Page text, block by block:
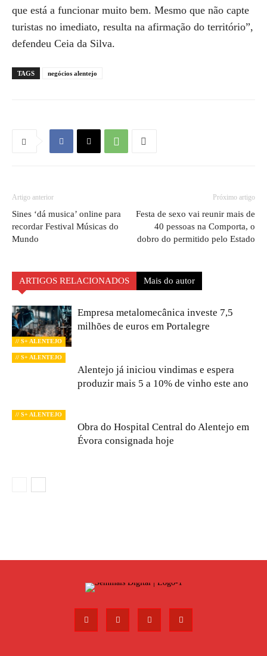
que está a funcionar muito bem. Mesmo que não capte
turistas no imediato, resulta na afirmação do território”,
defendeu Ceia da Silva.
TAGS negócios alentejo
Artigo anterior
Sines ‘dá musica’ online para
recordar Festival Músicas do
Mundo
Próximo artigo
Festa de sexo vai reunir mais de
40 pessoas na Comporta, o
dobro do permitido pelo Estado
ARTIGOS RELACIONADOS Mais do autor
// S+ ALENTEJO
Empresa metalomecânica investe 7,5
milhões de euros em Portalegre
// S+ ALENTEJO
Alentejo já iniciou vindimas e espera
produzir mais 5 a 10% de vinho este ano
// S+ ALENTEJO
Obra do Hospital Central do Alentejo em
Évora consignada hoje